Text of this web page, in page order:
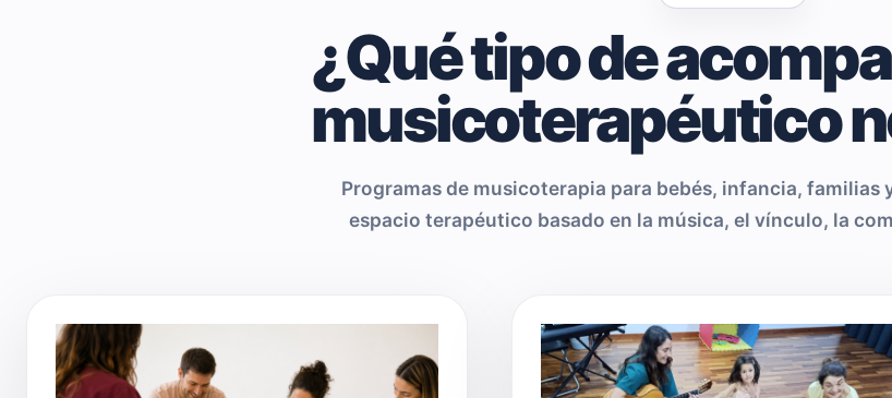
¿Qué tipo de
musicoterapéutico
Programas de musicoterapia para bebés, infancia, familias
espacio terapéutico basado en la música, el vínculo, la